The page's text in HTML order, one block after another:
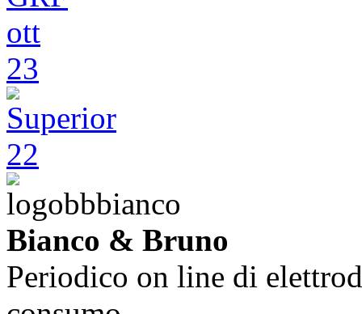
Bianco & Bruno
Periodico on line di